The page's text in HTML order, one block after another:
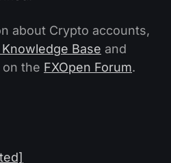
about Crypto accounts,
Knowledge Base and
the FXOpen Forum.